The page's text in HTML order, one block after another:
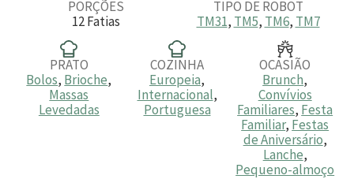
PORÇÕES
12Fatias
TIPO DE ROBOT
TM31, TM5, TM6, TM7
PRATO
Bolos, Brioche,
Massas
Levedadas
COZINHA
Europeia,
Internacional,
Portuguesa
OCASIÃO
Brunch,
Convívios
Familiares, Festa
Familiar, Festas
de Aniversário,
Lanche,
Pequeno-almoço